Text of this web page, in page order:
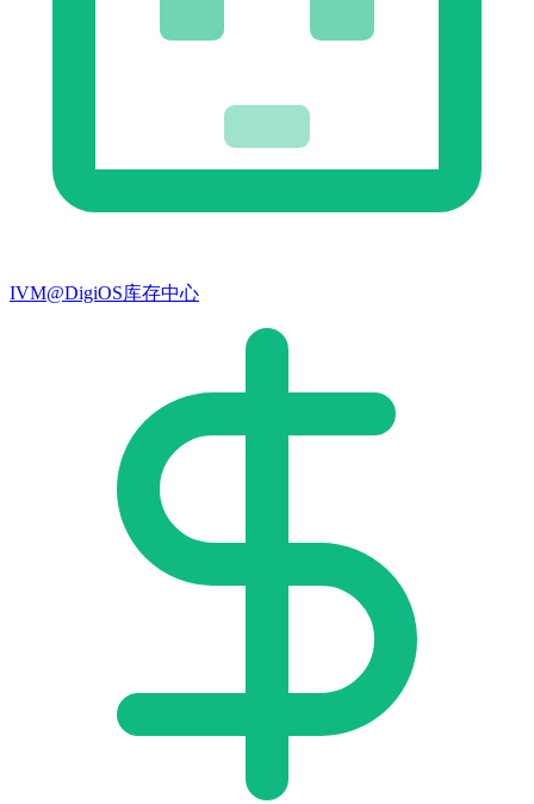
IVM@DigiOS库存中心